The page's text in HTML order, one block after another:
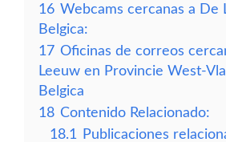
16 Webcams cercanas a De
Belgica:
17 Oficinas de correos
Leeuw en Provincie West-
Belgica
18 Contenido Relacionado:
18.1
Publicaciones